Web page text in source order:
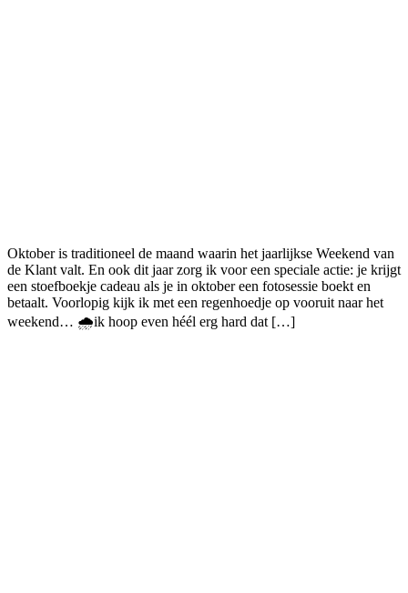
Oktober is traditioneel de maand waarin het jaarlijkse Weekend van
de Klant valt. En ook dit jaar zorg ik voor een speciale actie: je krijgt
een stoefboekje cadeau als je in oktober een fotosessie boekt en
betaalt. Voorlopig kijk ik met een regenhoedje op vooruit naar het
weekend… ⁠🌧️⁠ik hoop even héél erg hard dat […]